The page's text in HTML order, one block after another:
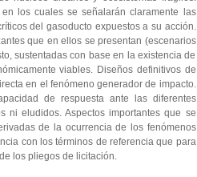
los cuales se señalarán claramente las
del gasoducto expuestos a su acción.
que en ellos se presentan (escenarios
sustentadas con base en la existencia de
viables. Diseños definitivos de
en el fenómeno generador de impacto.
de respuesta ante las diferentes
ni eludidos. Aspectos importantes que se
de la ocurrencia de los fenómenos
con los términos de referencia que para
los pliegos de licitación.